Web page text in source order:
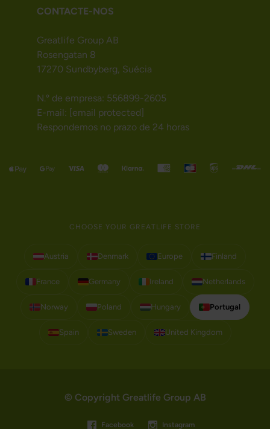
CONTACTE-NOS
Greatlife Group AB
Rosengatan 8
17270 Sundbyberg, Suécia
N.º de empresa: 556899-2605
E-mail: [email protected]
Respondemos no prazo de 24 horas
CHOOSE YOUR GREATLIFE STORE
Austria Denmark Europe Finland
France Germany Ireland Netherlands
Norway Poland Hungary Portugal
Spain Sweden United Kingdom
© Copyright Greatlife Group AB
Facebook Instagram